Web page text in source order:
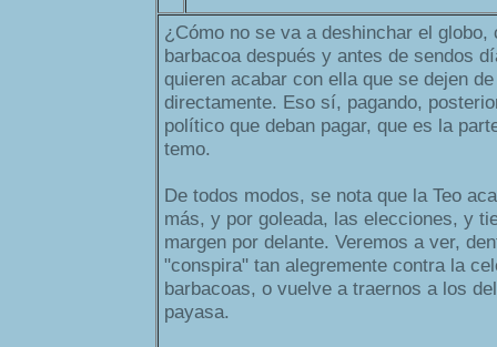
¿Cómo no se va a deshinchar el globo,
barbacoa después y antes de sendos
quieren acabar con ella que se dejen
directamente. Eso sí, pagando,
político que deban pagar, que es la
temo.
De todos modos, se nota que la Teo
más, y por goleada, las elecciones, y
margen por delante. Veremos a ver,
"conspira" tan alegremente contra la
barbacoas, o vuelve a traernos a los
payasa.